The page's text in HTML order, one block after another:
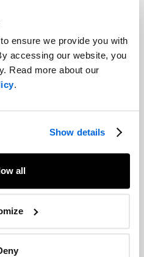
ensure we provide you with
accessing our website, you
Read more about our
.
Show details
all